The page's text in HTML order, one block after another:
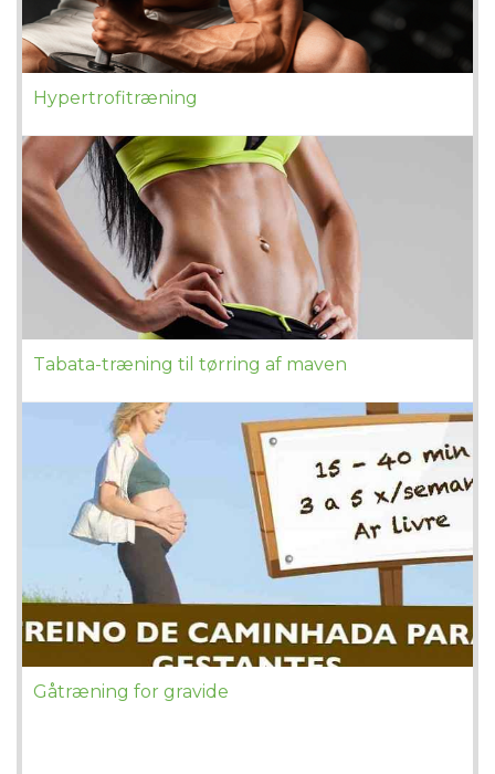
Hypertrofitræning
Tabata-træning til tørring af maven
Gåtræning for gravide